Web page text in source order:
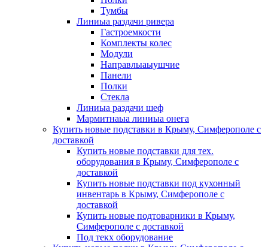
Тумбы
Линиыа раздачи ривера
Гастроемкости
Комплекты колес
Модули
Направлыаыушчие
Панели
Полки
Стекла
Линиыа раздачи шеф
Мармитнаыа линиыа онега
Купить новые подставки в Крыму, Симферополе с
доставкой
Купить новые подставки для тех.
оборудования в Крыму, Симферополе с
доставкой
Купить новые подставки под кухонный
инвентарь в Крыму, Симферополе с
доставкой
Купить новые подтоварники в Крыму,
Симферополе с доставкой
Под текх оборудование